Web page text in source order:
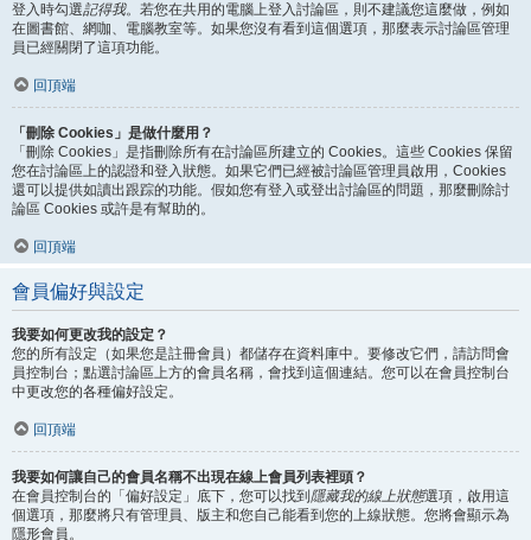
登入時勾選記得我。若您在共用的電腦上登入討論區，則不建議您這麼做，例如
在圖書館、網咖、電腦教室等。如果您沒有看到這個選項，那麼表示討論區管理
員已經關閉了這項功能。
回頂端
「刪除 Cookies」是做什麼用？
「刪除 Cookies」是指刪除所有在討論區所建立的 Cookies。這些 Cookies 保留
您在討論區上的認證和登入狀態。如果它們已經被討論區管理員啟用，Cookies
還可以提供如讀出跟踪的功能。假如您有登入或登出討論區的問題，那麼刪除討
論區 Cookies 或許是有幫助的。
回頂端
會員偏好與設定
我要如何更改我的設定？
您的所有設定（如果您是註冊會員）都儲存在資料庫中。要修改它們，請訪問會
員控制台；點選討論區上方的會員名稱，會找到這個連結。您可以在會員控制台
中更改您的各種偏好設定。
回頂端
我要如何讓自己的會員名稱不出現在線上會員列表裡頭？
在會員控制台的「偏好設定」底下，您可以找到 隱藏我的線上狀態選項，啟用這
個選項，那麼將只有管理員、版主和您自己能看到您的上線狀態。您將會顯示為
隱形會員。